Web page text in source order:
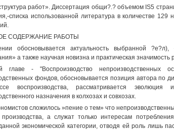
работ». Диссертация общи?.? объемом IS5
списка использованной литература в количестве
СОДЕРЖАНИЕ РАБОТЫ
обосновывается актуальность выбранной
а также научная новизна и практическая значимость
главе - "Воспроизводство непроизводственных
фондов, обосновывается позиция автора по
воспроизводства, рассматривается эволюция
назначения в колхозах и совхозах.
сложилось »пение о тем» что
производства, а служат только интересам
экономической категории, отводя ей роль лишь